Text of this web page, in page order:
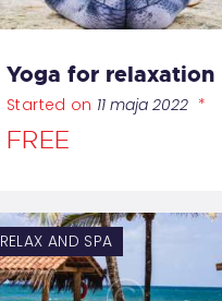
Yoga for relaxation
Started on 11 maja 2022
FREE
RELAX AND SPA